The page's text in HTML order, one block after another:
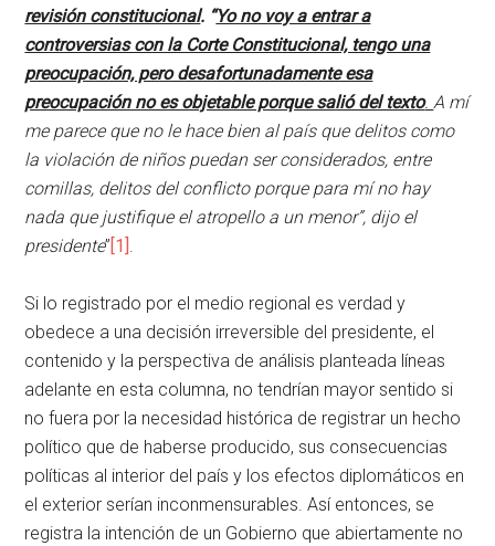
revisión constitucional. “Yo no voy a entrar a
controversias con la Corte Constitucional, tengo una
preocupación, pero desafortunadamente esa
preocupación no es objetable porque salió del texto.A mí
me parece que no le hace bien al país que delitos como
la violación de niños puedan ser considerados, entre
comillas, delitos del conflicto porque para mí no hay
nada que justifique el atropello a un menor”, dijo el
presidente” [1] .
Si lo registrado por el medio regional es verdad y
obedece a una decisión irreversible del presidente, el
contenido y la perspectiva de análisis planteada líneas
adelante en esta columna, no tendrían mayor sentido si
no fuera por la necesidad histórica de registrar un hecho
político que de haberse producido, sus consecuencias
políticas al interior del país y los efectos diplomáticos en
el exterior serían inconmensurables. Así entonces, se
registra la intención de un Gobierno que abiertamente no